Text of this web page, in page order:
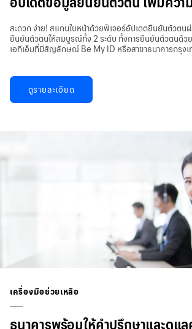
สะดวก ง่าย! สแกนใบหน้าด้วยฟีเจอร์อัปเดตยืนยันตัวตน
ยืนยันตัวตนให้สมบูรณ์ทั้ง 2 ระดับ ทั้งการยืนยันตัวตนด้ว
เอทีเอ็มที่มีสัญลักษณ์ Be My ID หรือสาขาธนาคารกรุงเ
ดูรายละเอียด
เครื่องมือช่วยเหลือ
ธนาคารพร้อมให้คำปรึกษาและดูแ